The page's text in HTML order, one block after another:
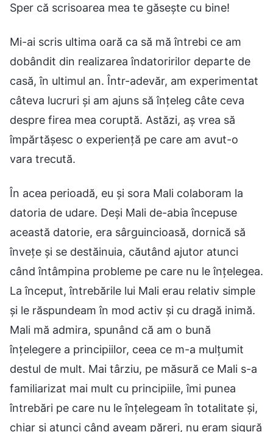
Sper că scrisoarea mea te găsește cu bine!
Mi-ai scris ultima oară ca să mă întrebi ce am
dobândit din realizarea îndatoririlor departe de
casă, în ultimul an. Într-adevăr, am experimentat
câteva lucruri și am ajuns să înțeleg câte ceva
despre firea mea coruptă. Astăzi, aș vrea să
împărtășesc o experiență pe care am avut-o
vara trecută.
În acea perioadă, eu și sora Mali colaboram la
datoria de udare. Deși Mali de-abia începuse
această datorie, era sârguincioasă, dornică să
învețe și se destăinuia, căutând ajutor atunci
când întâmpina probleme pe care nu le înțelegea.
La început, întrebările lui Mali erau relativ simple
și le răspundeam în mod activ și cu dragă inimă.
Mali mă admira, spunând că am o bună
înțelegere a principiilor, ceea ce m-a mulțumit
destul de mult. Mai târziu, pe măsură ce Mali s-a
familiarizat mai mult cu principiile, îmi punea
întrebări pe care nu le înțelegeam în totalitate și,
chiar și atunci când aveam păreri, nu eram sigură